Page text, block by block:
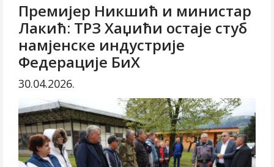
Премијер Никшић и министар
Лакић: ТРЗ Хаџићи остаје стуб
намјенске индустрије
Федерације БиХ
30.04.2026.